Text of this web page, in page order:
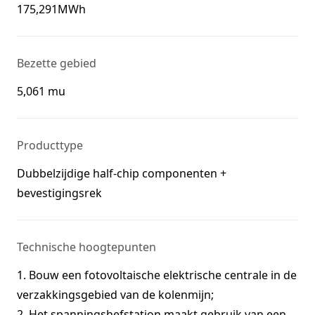
175,291MWh
Bezette gebied
5,061 mu
Producttype
Dubbelzijdige half-chip componenten +
bevestigingsrek
Technische hoogtepunten
1. Bouw een fotovoltaische elektrische centrale in de
verzakkingsgebied van de kolenmijn;